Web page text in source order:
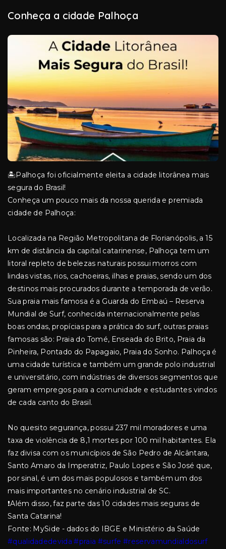
Conheça a cidade Palhoça
🏝️Palhoça foi oficialmente eleita a cidade litorânea mais
segura do Brasil!
Conheça um pouco mais da nossa querida e premiada
cidade de Palhoça:
Localizada na Região Metropolitana de Florianópolis, a 15
km de distância da capital catarinense, Palhoça tem um
litoral repleto de belezas naturais possui morros com
lindas vistas, rios, cachoeiras, ilhas e praias, sendo um dos
destinos mais procurados durante a temporada de verão.
Sua praia mais famosa é a Guarda do Embaú – Reserva
Mundial de Surf, conhecida internacionalmente pelas
boas ondas, propícias para a prática do surf, outras praias
famosas são: Praia do Tomé, Enseada do Brito, Praia da
Pinheira, Pontado do Papagaio, Praia do Sonho. Palhoça é
uma cidade turística e também um grande polo industrial
e universitário, com indústrias de diversos segmentos que
geram empregos para a comunidade e estudantes vindos
de cada canto do Brasil.
No quesito segurança, possui 237 mil moradores e uma
taxa de violência de 8,1 mortes por 100 mil habitantes. Ela
faz divisa com os municípios de São Pedro de Alcântara,
Santo Amaro da Imperatriz, Paulo Lopes e São José que,
por sinal, é um dos mais populosos e também um dos
mais importantes no cenário industrial de SC.
❗Além disso, faz parte das 10 cidades mais seguras de
Santa Catarina!
Fonte: MySide - dados do IBGE e Ministério da Saúde
#qualidadedevida #praia #surfe #reservamundialdosurf